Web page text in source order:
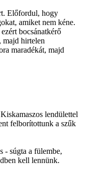
Előfordul, hogy
amiket nem kéne.
bocsánatkérő
majd hirtelen
maradékát, majd
lendülettel
felborítottunk a szűk
- súgta a fülembe,
kell lennünk.